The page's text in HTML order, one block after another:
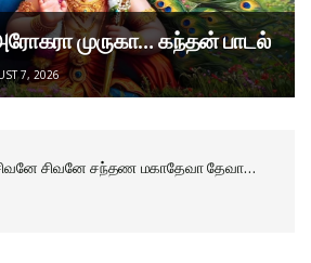
முருகா… கந்தன் பாடல்
7, 2026
சிவனே சிவனே சந்தண மகாதேவா தேவா…